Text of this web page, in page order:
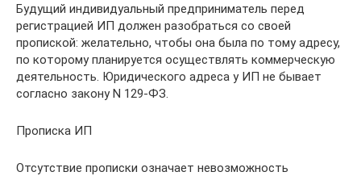
Будущий индивидуальный предприниматель перед
регистрацией ИП должен разобраться со своей
пропиской: желательно, чтобы она была по тому адресу,
по которому планируется осуществлять коммерческую
деятельность. Юридического адреса у ИП не бывает
согласно закону N 129-ФЗ.
Прописка ИП
Отсутствие прописки означает невозможность